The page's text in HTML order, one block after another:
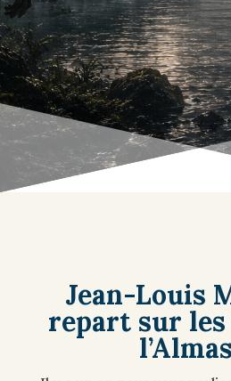
Jean-Louis
repart sur les